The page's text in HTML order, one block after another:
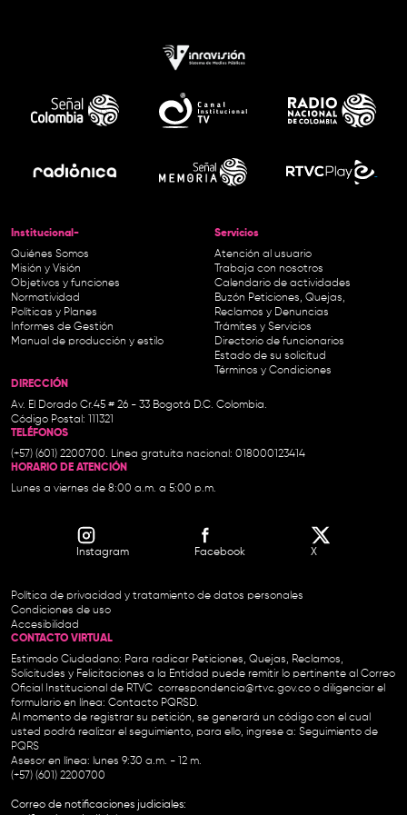
Institucional-
Quiénes Somos
Misión y Visión
Objetivos y funciones
Normatividad
Políticas y Planes
Informes de Gestión
Manual de producción y estilo
Servicios
Atención al usuario
Trabaja con nosotros
Calendario de actividades
Buzón Peticiones, Quejas,
Reclamos y Denuncias
Trámites y Servicios
Directorio de funcionarios
Estado de su solicitud
Términos y Condiciones
DIRECCIÓN
Av. El Dorado Cr.45 # 26 - 33 Bogotá D.C. Colombia.
Código Postal: 111321
TELÉFONOS
(+57) (601) 2200700. Línea gratuita nacional: 018000123414
HORARIO DE ATENCIÓN
Lunes a viernes de 8:00 a.m. a 5:00 p.m.
Instagram Facebook X
Política de privacidad y tratamiento de datos personales
Condiciones de uso
Accesibilidad
CONTACTO VIRTUAL
Estimado Ciudadano: Para radicar Peticiones, Quejas, Reclamos,
Solicitudes y Felicitaciones a la Entidad puede remitir lo pertinente al Correo
Oficial Institucional de RTVC correspondencia@rtvc.gov.co o diligenciar el
formulario en línea: Contacto PQRSD.
Al momento de registrar su petición, se generará un código con el cual
usted podrá realizar el seguimiento, para ello, ingrese a: Seguimiento de
PQRS
Asesor en línea: lunes 9:30 a.m. - 12 m.
(+57) (601) 2200700
Correo de notificaciones judiciales: